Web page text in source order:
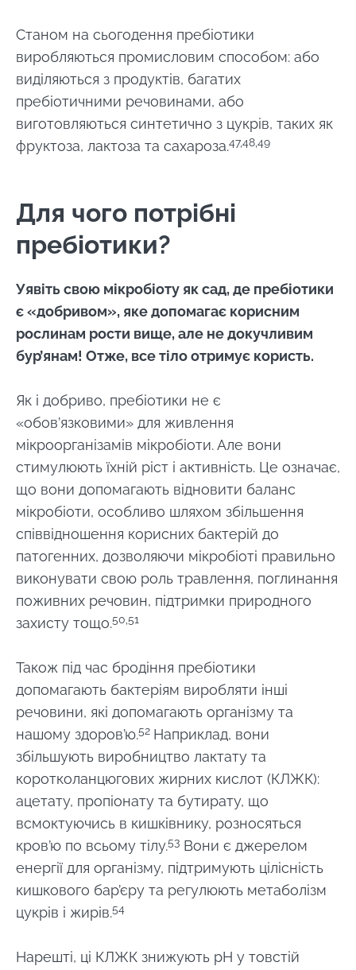
Станом на сьогодення пребіотики
виробляються промисловим способом: або
виділяються з продуктів, багатих
пребіотичними речовинами, або
виготовляються синтетично з цукрів, таких як
фруктоза, лактоза та сахароза.47,48,49
Для чого потрібні
пребіотики?
Уявіть свою мікробіоту як сад, де пребіотики
є «добривом», яке допомагає корисним
рослинам рости вище, але не докучливим
бур’янам! Отже, все тіло отримує користь.
Як і добриво, пребіотики не є
«обов’язковими» для живлення
мікроорганізамів мікробіоти. Але вони
стимулюють їхній ріст і активність. Це означає,
що вони допомагають відновити баланс
мікробіоти, особливо шляхом збільшення
співвідношення корисних бактерій до
патогенних, дозволяючи мікробіоті правильно
виконувати свою роль травлення, поглинання
поживних речовин, підтримки природного
захисту тощо.50,51
Також під час бродіння пребіотики
допомагають бактеріям виробляти інші
речовини, які допомагають організму та
нашому здоров’ю.52 Наприклад, вони
збільшують виробництво лактату та
коротколанцюгових жирних кислот (КЛЖК):
ацетату, пропіонату та бутирату, що
всмоктуючись в кишківнику, розносяться
кров’ю по всьому тілу.53 Вони є джерелом
енергії для організму, підтримують цілісність
кишкового бар’єру та регулюють метаболізм
цукрів і жирів.54
Нарешті, ці КЛЖК знижують рН у товстій